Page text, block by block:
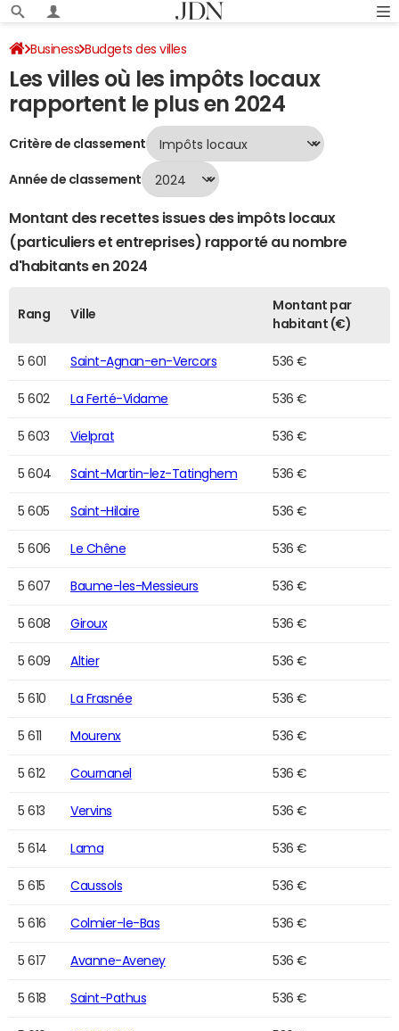
Business Budgets des villes
Classement 2024 des villes par impôts locaux Page 113
Les villes où les impôts locaux
rapportent le plus en 2024
Critère de classement
Année de classement
Montant des recettes issues des impôts locaux
(particuliers et entreprises) rapporté au nombre
d'habitants en 2024
Rang Ville
Montant par
habitant (€)
5 601 Saint-Agnan-en-Vercors 536 €
5 602 La Ferté-Vidame 536 €
5 603 Vielprat 536 €
5 604 Saint-Martin-lez-Tatinghem 536 €
5 605 Saint-Hilaire 536 €
5 606 Le Chêne 536 €
5 607 Baume-les-Messieurs 536 €
5 608 Giroux 536 €
5 609 Altier 536 €
5 610 La Frasnée 536 €
5 611 Mourenx 536 €
5 612 Cournanel 536 €
5 613 Vervins 536 €
5 614 Lama 536 €
5 615 Caussols 536 €
5 616 Colmier-le-Bas 536 €
5 617 Avanne-Aveney 536 €
5 618 Saint-Pathus 536 €